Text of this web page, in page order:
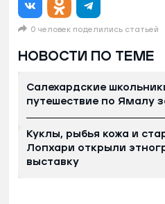
0 человек поделились статьей
НОВОСТИ ПО ТЕМЕ
Салехардские
путешествие по Ямалу
Куклы, рыбья кожа и
Лопхари открыли
выставку